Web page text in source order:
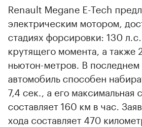
Renault Megane E-Tech
электрическим мотором,
стадиях форсировки: 130
крутящего момента, а также
ньютон-метров. В последнем
автомобиль способен
7,4 сек., а его максимальная
составляет 160 км в час.
хода составляет 470